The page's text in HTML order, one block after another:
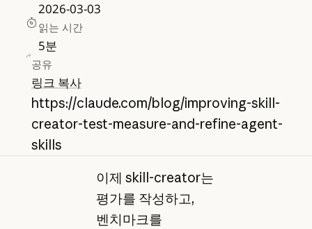
2026-03-03
읽는 시간
5분
공유
링크 복사
https://claude.com/blog/improving-skill-
creator-test-measure-and-refine-agent-
skills
이제 skill-creator는
평가를 작성하고,
벤치마크를